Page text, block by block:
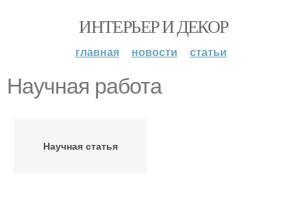
ИНТЕРЬЕР И ДЕКОР
главная новости статьи
Научная работа
Научная статья